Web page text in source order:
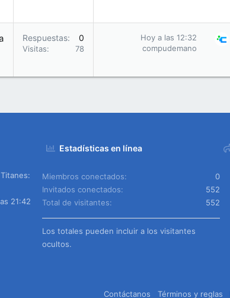
Respuestas 0
Visitas 78
Hoy a las 12:32
compudemano
21:42
Estadísticas en línea
Miembros conectados
0
Invitados conectados
552
Total de visitantes
552
Los totales pueden incluir a los visitantes
ocultos.
Contáctanos Términos y reglas